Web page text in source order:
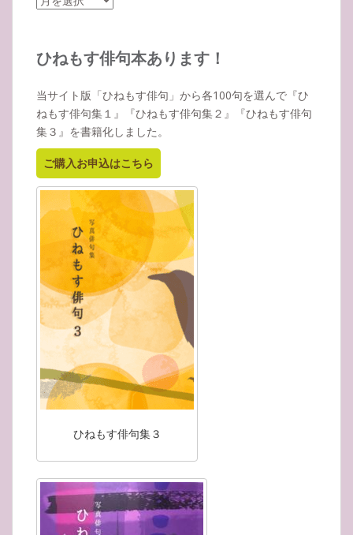
イ
ひねもす俳句本あります！
当サイト版「ひねもす俳句」から各100句を選んで『ひ
ねもす俳句集１』『ひねもす俳句集２』『ひねもす俳句
集３』を書籍化しました。
ご購入お申込はこちら
ひねもす俳句集３